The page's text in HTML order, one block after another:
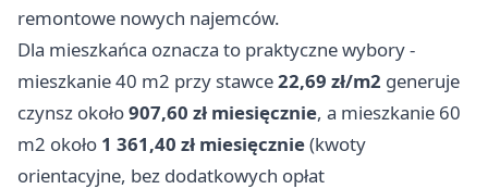
remontowe nowych najemców.
Dla mieszkańca oznacza to praktyczne wybory -
mieszkanie 40 m2 przy stawce22,69 zł/m2 generuje
czynsz około907,60 zł miesięcznie, a mieszkanie 60
m2 około 1 361,40 zł miesięcznie(kwoty
orientacyjne, bez dodatkowych opłat